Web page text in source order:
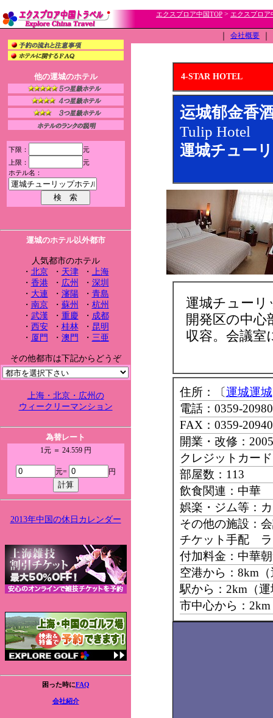
エクスプロア中国TOP > エクスプロア
他の運城のホテル
下限：
元
上限：
元
ホテル名：
運城のホテル以外都市
人気都市のホテル
・ 北京・ 天津・ 上海
・ 香港・ 広州 ・ 深圳
・ 大連 ・ 瀋陽・ 青島
・ 南京・ 蘇州 ・ 杭州
・ 武漢 ・ 重慶 ・ 成都
・ 西安・ 桂林・ 昆明
・ 厦門 ・ 澳門 ・ 三亜
その他都市は下記からどうぞ
上海・北京・広州の
ウィークリーマンション
為替レート
1元 ＝ 24.559 円
元= 円
2013年中国の休日カレンダー
困った時にFAQ
会社紹介
会社概要
4-STAR HOTEL
运城郁金香
Tulip Hotel
運城チュー
運城チューリ
開発区の中心
収容。会議室
住所：〔運城運城
電話：0359-
FAX：0359-
開業・改修：
クレジットカー
部屋数：113
飲食関連：中華
娯楽・ジム等：
その他の施設
チケット手配 ラ
付加料金：中華
空港から：8km
駅から：2km（
市中心から：